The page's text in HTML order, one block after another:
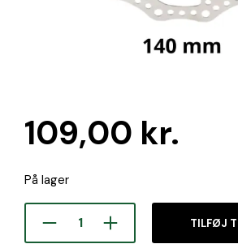
109,00 kr.
På lager
TILFØJ